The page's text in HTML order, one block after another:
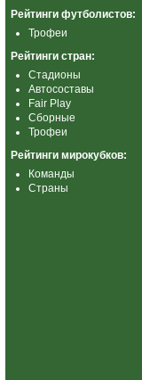
Рейтинги футболистов:
Трофеи
Рейтинги стран:
Стадионы
Автосоставы
Fair Play
Сборные
Трофеи
Рейтинги мирокубков:
Команды
Страны